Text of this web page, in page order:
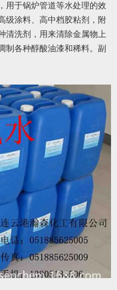
用于锅炉管道等水处理的效
级涂料、高中档胶粘剂，附
清洗剂，用来清除金属物上
制各种醇酸油漆和稀料。副